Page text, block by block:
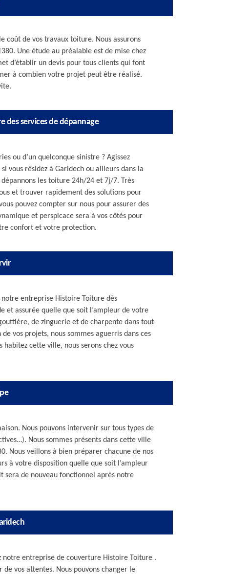
coût de vos travaux toiture. Nous assurons
Une étude au préalable est de mise chez
d’établir un devis pour tous clients qui font
à combien votre projet peut être réalisé.
des services de dépannage
ou d’un quelconque sinistre ? Agissez
vous résidez à Garidech ou ailleurs dans la
les toiture 24h/24 et 7j/7. Très
et trouver rapidement des solutions pour
pouvez compter sur nous pour assurer des
et perspicace sera à vos côtés pour
confort et votre protection.
entreprise Histoire Toiture dès
et assurée quelle que soit l’ampleur de votre
de zinguerie et de charpente dans tout
vos projets, nous sommes aguerris dans ces
habitez cette ville, nous serons chez vous
Nous pouvons intervenir sur tous types de
Nous sommes présents dans cette ville
Nous veillons à bien préparer chacune de nos
à votre disposition quelle que soit l’ampleur
sera de nouveau fonctionnel après notre
notre entreprise de couverture Histoire Toiture .
vos attentes. Nous pouvons changer le